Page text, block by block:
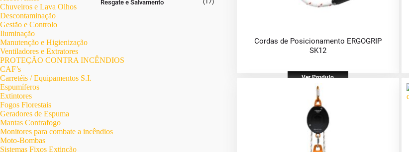
Chuveiros e Lava Olhos
Descontaminação
Gestão e Controlo
Iluminação
Manutenção e Higienização
Ventiladores e Extratores
PROTEÇÃO CONTRA INCÊNDIOS
CAF’s
Carretéis / Equipamentos S.I.
Espumíferos
Extintores
Fogos Florestais
Geradores de Espuma
Mantas Contrafogo
Monitores para combate a incêndios
Moto-Bombas
Sistemas Fixos Extinção
Resgate e Salvamento (17)
Cordas de Posicionamento ERGOGRIP
SK12
Ver Produto